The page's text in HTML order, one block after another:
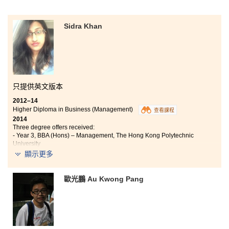
Sidra Khan
只提供英文版本
2012–14
Higher Diploma in Business (Management)
查看課程
2014
Three degree offers received:
- Year 3, BBA (Hons) – Management, The Hong Kong Polytechnic
University
- BA (Hons) in English Studies, City University of Hong Kong
- BA (Hons) – Integrated Business, Centennial College
In these past two years of studying at the College, the
College has given me the best opportunities to further
my education. Through my lecturers’ teachings, the
study tours, and the scholarship opportunities, I am
now able to continue my studies at university and have
also made several lifelong friends and connections. I
顯示更多
歐光鵬 Au Kwong Pang